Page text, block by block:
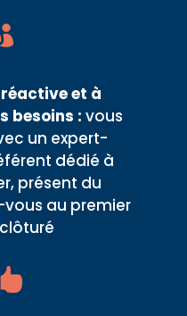
et à
besoins : vous
un expert-
dédié à
présent du
au premier